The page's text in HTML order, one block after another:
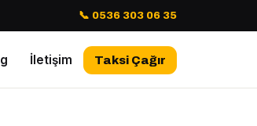
📞 0536 303 06 35
İletişim Taksi Çağır